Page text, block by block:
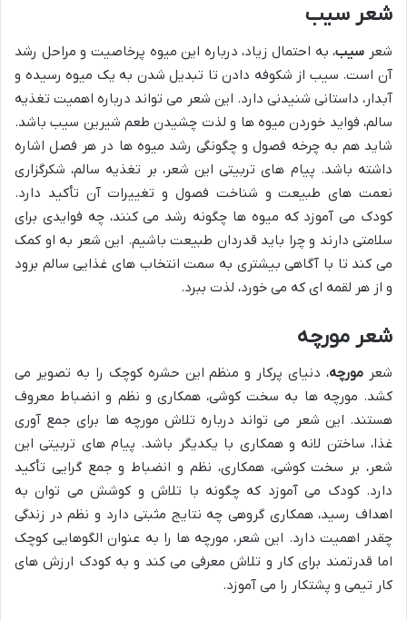
شعر سیب
شعر سیب، به احتمال زیاد، درباره این میوه پرخاصیت و مراحل رشد
آن است. سیب از شکوفه دادن تا تبدیل شدن به یک میوه رسیده و
آبدار، داستانی شنیدنی دارد. این شعر می تواند درباره اهمیت تغذیه
سالم، فواید خوردن میوه ها و لذت چشیدن طعم شیرین سیب باشد.
شاید هم به چرخه فصول و چگونگی رشد میوه ها در هر فصل اشاره
داشته باشد. پیام های تربیتی این شعر، بر تغذیه سالم، شکرگزاری
نعمت های طبیعت و شناخت فصول و تغییرات آن تأکید دارد.
کودک می آموزد که میوه ها چگونه رشد می کنند، چه فوایدی برای
سلامتی دارند و چرا باید قدردان طبیعت باشیم. این شعر به او کمک
می کند تا با آگاهی بیشتری به سمت انتخاب های غذایی سالم برود
و از هر لقمه ای که می خورد، لذت ببرد.
شعر مورچه
شعر مورچه، دنیای پرکار و منظم این حشره کوچک را به تصویر می
کشد. مورچه ها به سخت کوشی، همکاری و نظم و انضباط معروف
هستند. این شعر می تواند درباره تلاش مورچه ها برای جمع آوری
غذا، ساختن لانه و همکاری با یکدیگر باشد. پیام های تربیتی این
شعر، بر سخت کوشی، همکاری، نظم و انضباط و جمع گرایی تأکید
دارد. کودک می آموزد که چگونه با تلاش و کوشش می توان به
اهداف رسید، همکاری گروهی چه نتایج مثبتی دارد و نظم در زندگی
چقدر اهمیت دارد. این شعر، مورچه ها را به عنوان الگوهایی کوچک
اما قدرتمند برای کار و تلاش معرفی می کند و به کودک ارزش های
کار تیمی و پشتکار را می آموزد.